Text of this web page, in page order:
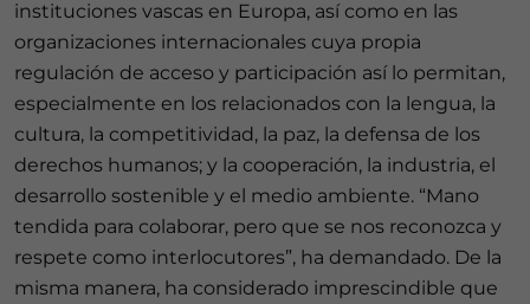
instituciones vascas en Europa, así como en las
organizaciones internacionales cuya propia
regulación de acceso y participación así lo permitan,
especialmente en los relacionados con la lengua, la
cultura, la competitividad, la paz, la defensa de los
derechos humanos; y la cooperación, la industria, el
desarrollo sostenible y el medio ambiente. “Mano
tendida para colaborar, pero que se nos reconozca y
respete como interlocutores”, ha demandado. De la
misma manera, ha considerado imprescindible que